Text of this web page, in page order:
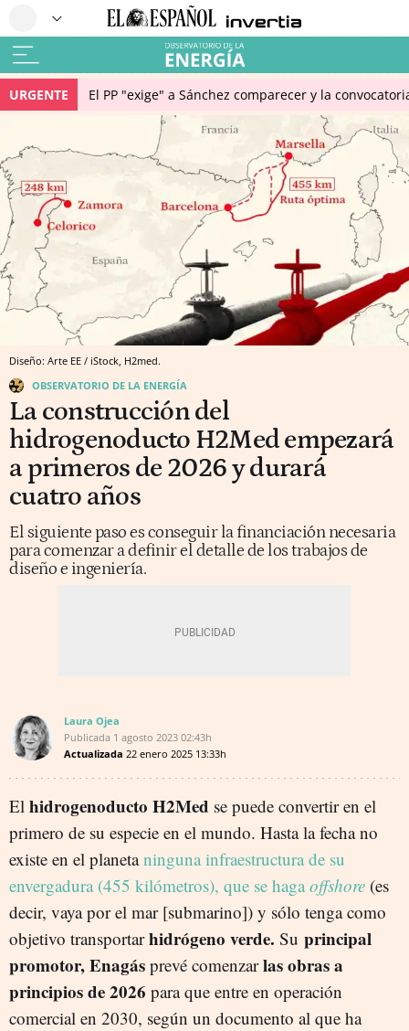
URGENTE El PP "exige" a Sánchez comparecer y la
Diseño: Arte EE / iStock, H2med.
OBSERVATORIO DE LA ENERGÍA
La construcción del
hidrogenoducto H2Med empezará
a primeros de 2026 y durará
cuatro años
El siguiente paso es conseguir la financiación necesaria
para comenzar a definir el detalle de los trabajos de
diseño e ingeniería.
Laura Ojea
Publicada 1 agosto 2023 02:43h
Actualizada 22 enero 2025 13:33h
El hidrogenoducto H2Med se puede convertir en el
primero de su especie en el mundo. Hasta la fecha no
existe en el planetaninguna infraestructura de su
envergadura (455 kilómetros), que se hagaoffshore (es
decir, vaya por el mar [submarino]) y sólo tenga como
objetivo transportarhidrógeno verde. Su principal
promotor, Enagás prevé comenzarlas obras a
principios de 2026 para que entre en operación
comercial en 2030, según un documento al que ha